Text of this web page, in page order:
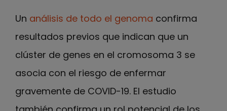
Un análisis de todo el genoma confirma
resultados previos que indican que un
clúster de genes en el cromosoma 3 se
asocia con el riesgo de enfermar
gravemente de COVID-19. El estudio